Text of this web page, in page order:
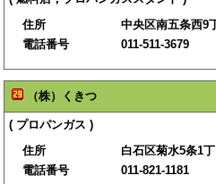
住所
中央区南五条西9
電話番号
011-511-3679
（株）くきつ
( プロパンガス )
住所
白石区菊水5条1
電話番号
011-821-1181